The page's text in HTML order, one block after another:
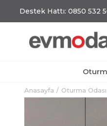
Destek Hattı: 0850 532
Anasayfa Oturma Odası